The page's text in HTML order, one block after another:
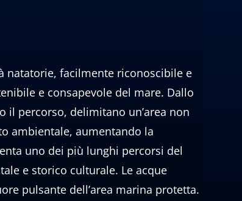
natatorie, facilmente riconoscibile e
e consapevole del mare. Dallo
il percorso, delimitano un’area non
ambientale, aumentando la
uno dei più lunghi percorsi del
e storico culturale. Le acque
pulsante dell’area marina protetta.